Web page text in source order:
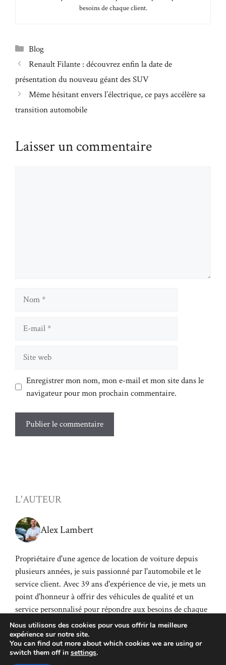
besoins de chaque client.
Catégories
Blog
Renault Filante : découvrez enfin la date de
présentation du nouveau géant des SUV
Même hésitant envers l’électrique, ce pays accélère sa
transition automobile
Laisser un commentaire
Enregistrer mon nom, mon e-mail et mon site dans le
navigateur pour mon prochain commentaire.
L'AUTEUR
Alex Lambert
Propriétaire d'une agence de location de voiture depuis
plusieurs années, je suis passionné par l'automobile et le
service client. Avec 39 ans d'expérience de vie, je mets un
point d'honneur à offrir des véhicules de qualité et un
service personnalisé pour répondre aux besoins de chaque
client.
Nous utilisons des cookies pour vous offrir la meilleure
expérience sur notre site.
You can find out more about which cookies we are using or
switch them off in settings.